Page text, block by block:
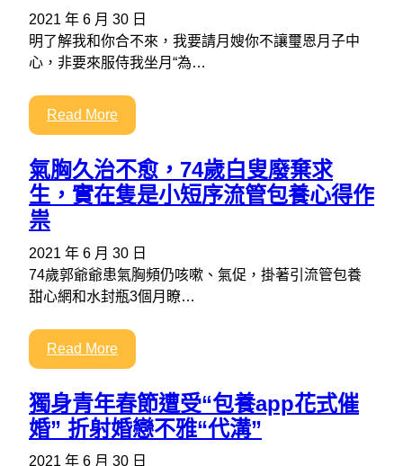
2021 年 6 月 30 日
明了解我和你合不來，我要請月嫂你不讓璽恩月子中
心，非要來服侍我坐月“為…
Read More
氣胸久治不愈，74歲白叟廢棄求
生，實在隻是小短序流管包養心得作
祟
2021 年 6 月 30 日
74歲郭爺爺患氣胸頻仍咳嗽、氣促，掛著引流管包養
甜心網和水封瓶3個月瞭…
Read More
獨身青年春節遭受“包養app花式催
婚” 折射婚戀不雅“代溝”
2021 年 6 月 30 日